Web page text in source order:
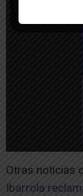
Otras noticias
Ibarrola